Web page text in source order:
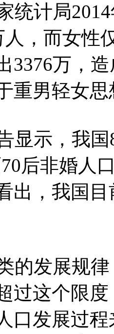
计局2014
人，而女性
3376万，
重男轻女思
示，我国
后非婚人
出，我国
发展规律
过这个限
口发展过